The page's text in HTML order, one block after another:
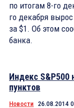
по итогам 8-го
го декабря
за $1. Об этом
банка.
Индекс S&P500
пунктов
Новости 26.08.2014